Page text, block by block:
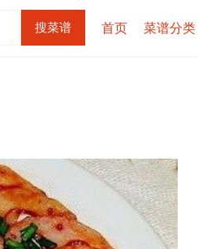
首页 菜谱分类